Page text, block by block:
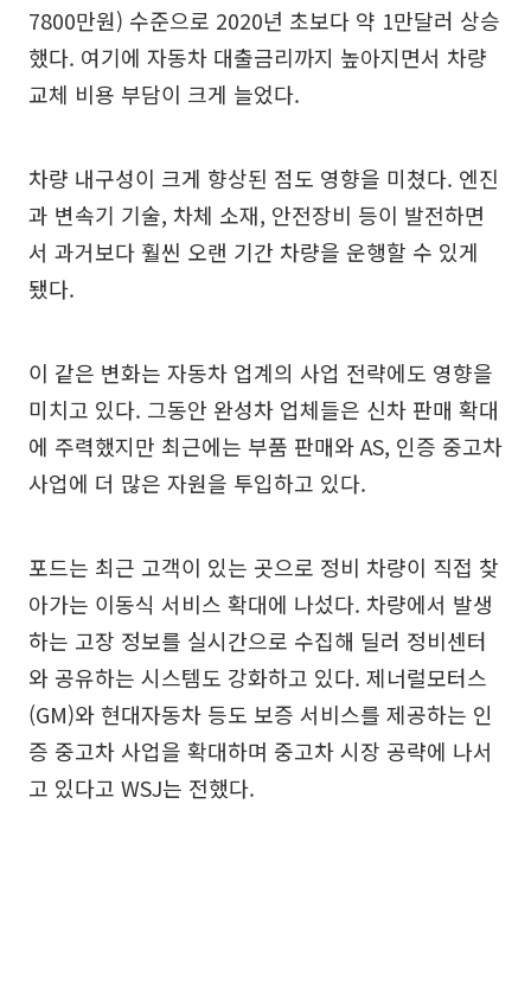
7800만원) 수준으로 2020년 초보다 약 1만달러 상승
했다. 여기에 자동차 대출금리까지 높아지면서 차량
교체 비용 부담이 크게 늘었다.
차량 내구성이 크게 향상된 점도 영향을 미쳤다. 엔진
과 변속기 기술, 차체 소재, 안전장비 등이 발전하면
서 과거보다 훨씬 오랜 기간 차량을 운행할 수 있게
됐다.
이 같은 변화는 자동차 업계의 사업 전략에도 영향을
미치고 있다. 그동안 완성차 업체들은 신차 판매 확대
에 주력했지만 최근에는 부품 판매와 AS, 인증 중고차
사업에 더 많은 자원을 투입하고 있다.
포드는 최근 고객이 있는 곳으로 정비 차량이 직접 찾
아가는 이동식 서비스 확대에 나섰다. 차량에서 발생
하는 고장 정보를 실시간으로 수집해 딜러 정비센터
와 공유하는 시스템도 강화하고 있다. 제너럴모터스
(GM)와 현대자동차 등도 보증 서비스를 제공하는 인
증 중고차 사업을 확대하며 중고차 시장 공략에 나서
고 있다고 WSJ는 전했다.